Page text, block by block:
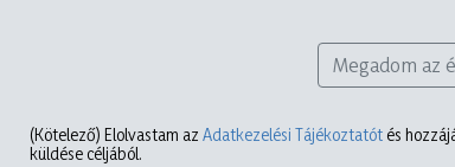
Megadom az
(Kötelező) Elolvastam az Adatkezelési Tájékoztatót és
küldése céljából.